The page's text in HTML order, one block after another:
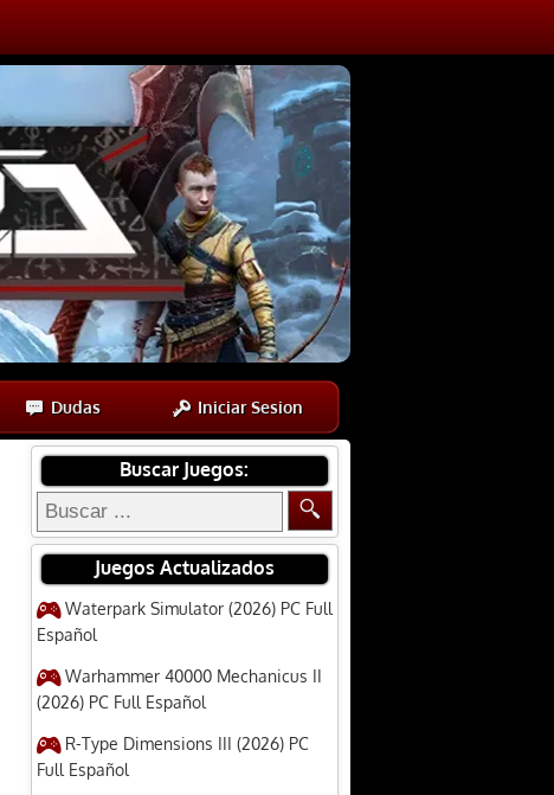
Dudas Iniciar Sesion
Buscar Juegos:
Juegos Actualizados
Waterpark Simulator (2026) PC Full
Español
Warhammer 40000 Mechanicus II
(2026) PC Full Español
R-Type Dimensions III (2026) PC
Full Español